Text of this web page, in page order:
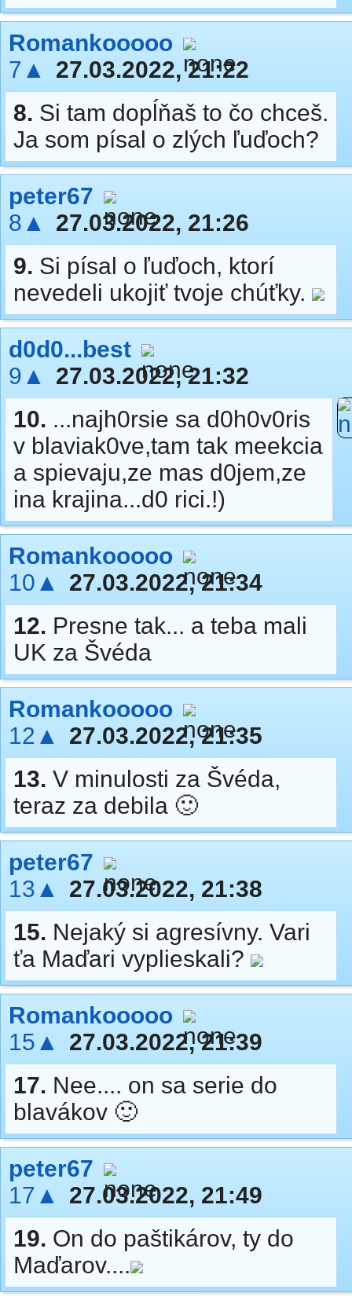
Romankooooo
7▲
27.03.2022, 21:22
8. Si tam dopĺňaš to čo chceš.
Ja som písal o zlých ľuďoch?
peter67
8▲
27.03.2022, 21:26
9. Si písal o ľuďoch, ktorí
nevedeli ukojiť tvoje chúťky.
d0d0...best
9▲
27.03.2022, 21:32
10. ...najh0rsie sa d0h0v0ris
v blaviak0ve,tam tak meekcia
a spievaju,ze mas d0jem,ze
ina krajina...d0 rici.!)
Romankooooo
10▲
27.03.2022, 21:34
12. Presne tak... a teba mali
UK za Švéda
Romankooooo
12▲
27.03.2022, 21:35
13. V minulosti za Švéda,
teraz za debila 🙂
peter67
13▲
27.03.2022, 21:38
15. Nejaký si agresívny. Vari
ťa Maďari vyplieskali?
Romankooooo
15▲
27.03.2022, 21:39
17. Nee.... on sa serie do
blavákov 🙂
peter67
17▲
27.03.2022, 21:49
19. On do paštikárov, ty do
Maďarov....